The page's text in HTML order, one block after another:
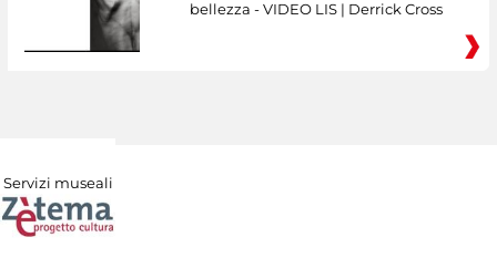
bellezza - VIDEO LIS | Derrick Cross
Servizi museali